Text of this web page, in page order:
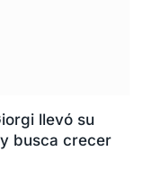
llevó su
busca crecer